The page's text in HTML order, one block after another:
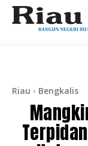
Riau Bengkalis